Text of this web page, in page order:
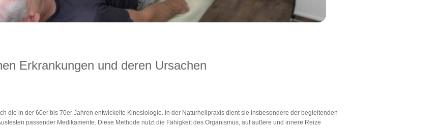
Erkrankungen und deren Ursachen
die in der 60er bis 70er Jahren entwickelte Kinesiologie. In der Naturheilpraxis dient sie insbesondere der begleitenden
passender Medikamente. Diese Methode nutzt die Fähigkeit des Organismus, auf äußere und innere Reize